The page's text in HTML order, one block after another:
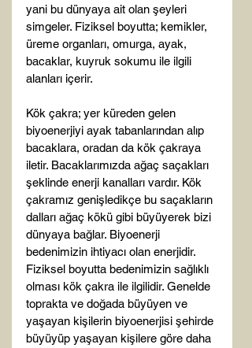
yani bu dünyaya ait olan şeyleri
simgeler. Fiziksel boyutta; kemikler,
üreme organları, omurga, ayak,
bacaklar, kuyruk sokumu ile ilgili
alanları içerir.
Kök çakra; yer küreden gelen
biyoenerjiyi ayak tabanlarından alıp
bacaklara, oradan da kök çakraya
iletir. Bacaklarımızda ağaç saçakları
şeklinde enerji kanalları vardır. Kök
çakramız genişledikçe bu saçakların
dalları ağaç kökü gibi büyüyerek bizi
dünyaya bağlar. Biyoenerji
bedenimizin ihtiyacı olan enerjidir.
Fiziksel boyutta bedenimizin sağlıklı
olması kök çakra ile ilgilidir. Genelde
toprakta ve doğada büyüyen ve
yaşayan kişilerin biyoenerjisi şehirde
büyüyüp yaşayan kişilere göre daha